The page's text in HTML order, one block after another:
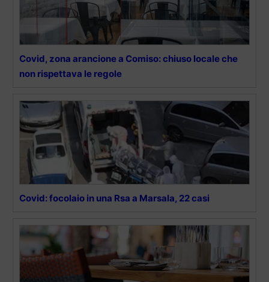
Covid, zona arancione a Comiso: chiuso locale che
non rispettava le regole
Covid: focolaio in una Rsa a Marsala, 22 casi